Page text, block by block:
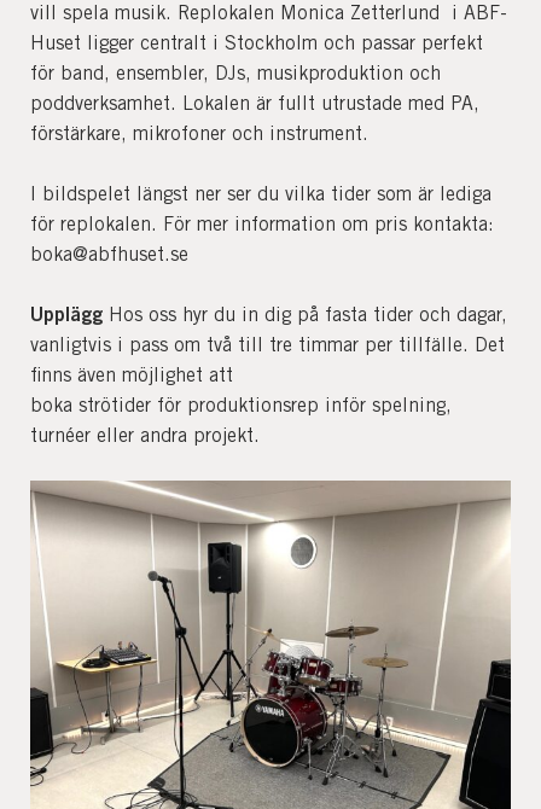
vill spela musik. Replokalen Monica Zetterlund i ABF-
Huset ligger centralt i Stockholm och passar perfekt
för band, ensembler, DJs, musikproduktion och
poddverksamhet. Lokalen är fullt utrustade med PA,
förstärkare, mikrofoner och instrument.
I bildspelet längst ner ser du vilka tider som är lediga
för replokalen. För mer information om pris kontakta:
boka@abfhuset.se
Upplägg Hos oss hyr du in dig på fasta tider och dagar,
vanligtvis i pass om två till tre timmar per tillfälle. Det
finns även möjlighet att
boka strötider för produktionsrep inför spelning,
turnéer eller andra projekt.